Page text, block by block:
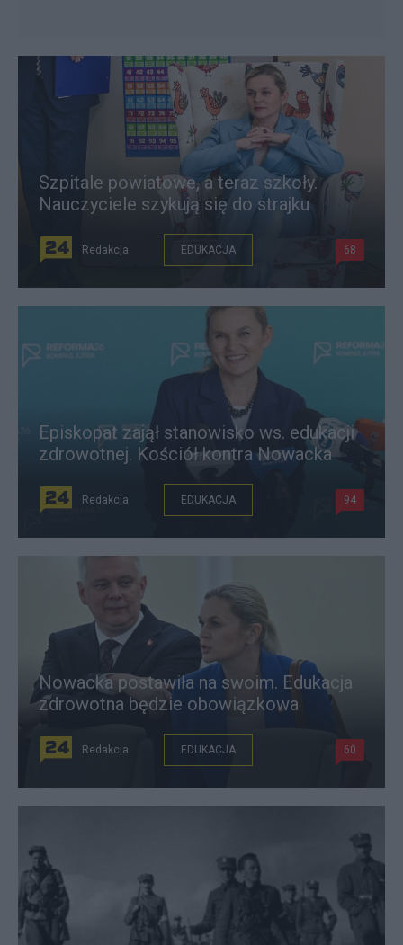
Szpitale powiatowe, a teraz szkoły.
Nauczyciele szykują się do strajku
Redakcja EDUKACJA 68
Episkopat zajął stanowisko ws. edukacji
zdrowotnej. Kościół kontra Nowacka
Redakcja EDUKACJA 94
Nowacka postawiła na swoim. Edukacja
zdrowotna będzie obowiązkowa
Redakcja EDUKACJA 60